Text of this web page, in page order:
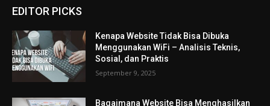
EDITOR PICKS
Kenapa Website Tidak Bisa Dibuka
Menggunakan WiFi – Analisis Teknis,
Sosial, dan Praktis
September 9, 2025
Bagaimana Website Bisa Menghasilkan